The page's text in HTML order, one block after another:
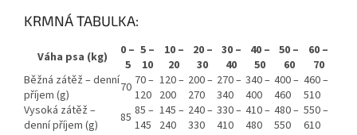
KRMNÁ TABULKA:
Váha psa (kg)
0 –
5
5 –
10
10 –
20
20 –
30
30 –
40
40 –
50
50 –
60
60 –
70
Běžná zátěž – denní
příjem (g)
70 70 –
120
120 –
200
200 –
270
270 –
340
340 –
400
400 –
460
460 –
510
Vysoká zátěž –
denní příjem (g)
85 85 –
145
145 –
240
240 –
330
330 –
410
410 –
480
480 –
550
550 –
610